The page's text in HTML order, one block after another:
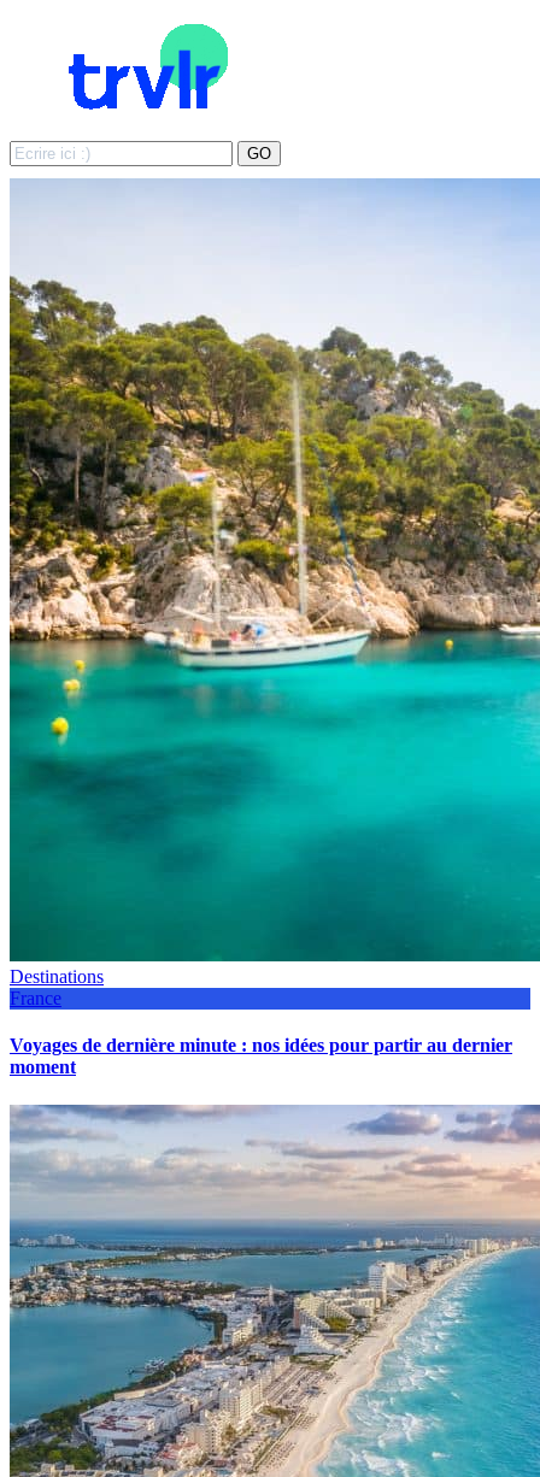
Search
for:
GO
Destinations
France
Voyages de dernière minute : nos idées pour partir au dernier
moment